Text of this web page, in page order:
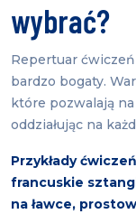
wybrać?
Repertuar
bardzo bogaty.
które pozwalają
oddziałując na
Przykłady
francuskie
na ławce,